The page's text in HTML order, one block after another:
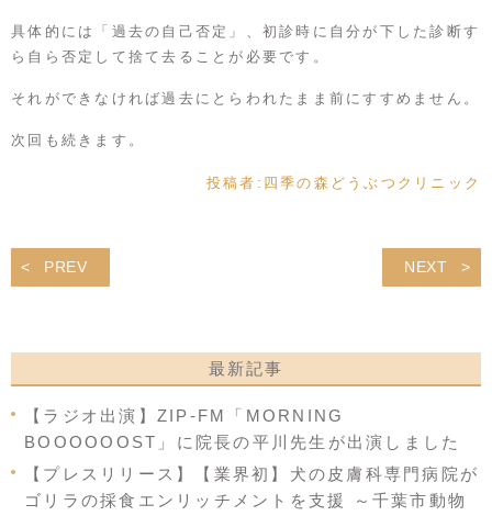
具体的には「過去の自己否定」、初診時に自分が下した診断す
ら自ら否定して捨て去ることが必要です。
それができなければ過去にとらわれたまま前にすすめません。
次回も続きます。
投稿者: 四季の森どうぶつクリニック
PREV NEXT
最新記事
【ラジオ出演】ZIP-FM「MORNING
BOOOOOOST」に院長の平川先生が出演しました
【プレスリリース】【業界初】犬の皮膚科専門病院が
ゴリラの採食エンリッチメントを支援 ～千葉市動物